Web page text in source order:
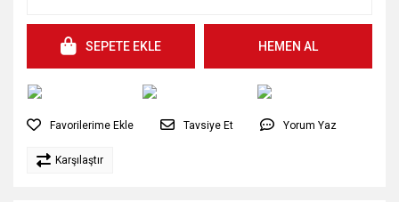
SEPETE EKLE HEMEN AL
Tavsiye Et Yorum Yaz
Karşılaştır